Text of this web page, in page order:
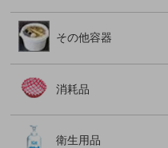
その他容器
消耗品
衛生用品